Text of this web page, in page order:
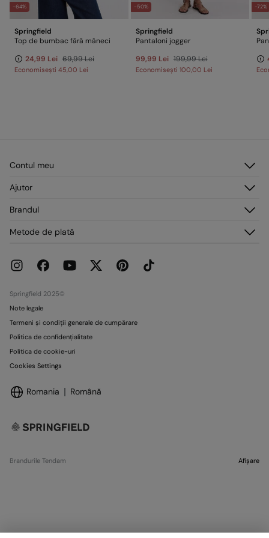
-64%
Springfield
Top de bumbac fără mâneci
24,99 Lei 69,99 Lei
Economisești 45,00 Lei
-50%
Springfield
Pantaloni jogger
99,99 Lei 199,99 Lei
Economisești 100,00 Lei
-72%
Contul meu
Înregistrare
Adresele mele
Ajutor
Livrare
Promoții curente
Brandul
Magazine
Metode de plată
Springfield 2025©
Note legale
Termeni și condiții generale de cumpărare
Politica de confidențialitate
Politica de cookie-uri
Cookies Settings
Romania Română
Brandurile Tendam Afișare